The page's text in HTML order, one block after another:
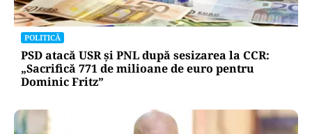
POLITICĂ
PSD atacă USR și PNL după sesizarea la CCR:
„Sacrifică 771 de milioane de euro pentru
Dominic Fritz”